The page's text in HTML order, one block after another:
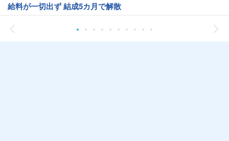
給料が一切出ず 結成5カ月で解散